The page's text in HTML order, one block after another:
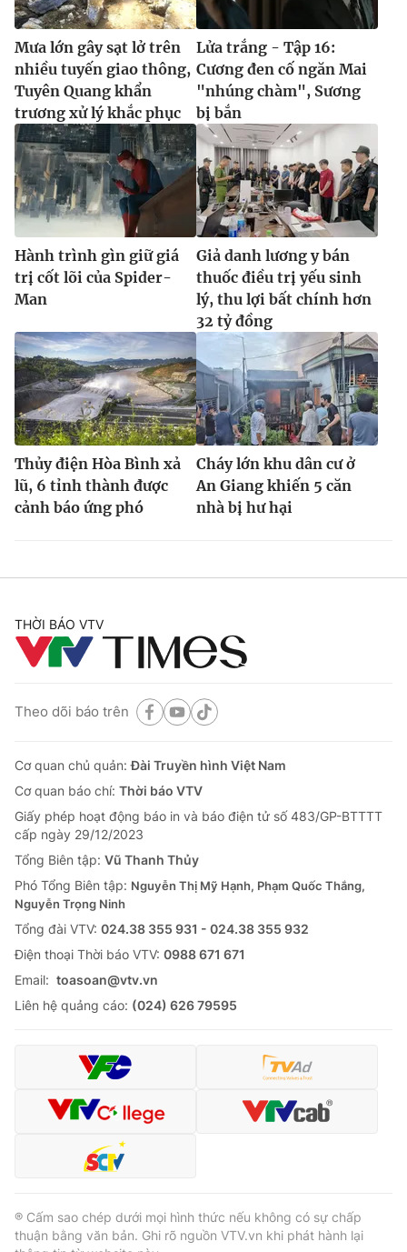
Mưa lớn gây sạt lở trên
nhiều tuyến giao thông,
Tuyên Quang khẩn
trương xử lý khắc phục
Lửa trắng - Tập 16:
Cương đen cố ngăn Mai
"nhúng chàm", Sương
bị bắn
Hành trình gìn giữ giá
trị cốt lõi của Spider-
Man
Giả danh lương y bán
thuốc điều trị yếu sinh
lý, thu lợi bất chính hơn
32 tỷ đồng
Thủy điện Hòa Bình xả
lũ, 6 tỉnh thành được
cảnh báo ứng phó
Cháy lớn khu dân cư ở
An Giang khiến 5 căn
nhà bị hư hại
THỜI BÁO VTV
Theo dõi báo trên
Cơ quan chủ quản:Đài Truyền hình Việt Nam
Cơ quan báo chí: Thời báo VTV
Giấy phép hoạt động báo in và báo điện tử số 483/GP-BTTTT
cấp ngày 29/12/2023
Tổng Biên tập: Vũ Thanh Thủy
Phó Tổng Biên tập: Nguyễn Thị Mỹ Hạnh, Phạm Quốc Thắng,
Nguyễn Trọng Ninh
Tổng đài VTV: 024.38 355 931 - 024.38 355 932
Ðiện thoại Thời báo VTV: 0988 671 671
Email: toasoan@vtv.vn
Liên hệ quảng cáo: (024) 626 79595
® Cấm sao chép dưới mọi hình thức nếu không có sự chấp
thuận bằng văn bản. Ghi rõ nguồn VTV.vn khi phát hành lại